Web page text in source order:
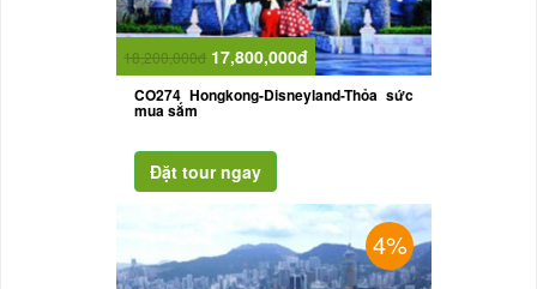
18,200,000đ 17,800,000đ
CO274 Hongkong-Disneyland-Thỏa sức
mua sắm
4%